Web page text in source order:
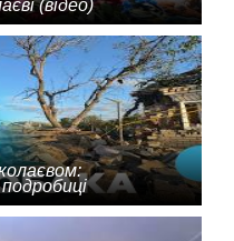
(відео)